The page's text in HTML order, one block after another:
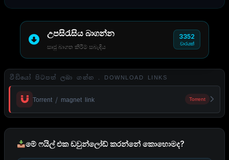
උපසිරැසිය බාගන්න
සෘජු බාගත කිරීම් සබැඳිය
3352
වාරයක්
වීඩියෝ පිටපත් ලබා ගන්න . DOWNLOAD LINKS
Torrent / magnet link Torrent
මේ ෆයිල් එක ඩවුන්ලෝඩ් කරන්නේ කොහොමද?